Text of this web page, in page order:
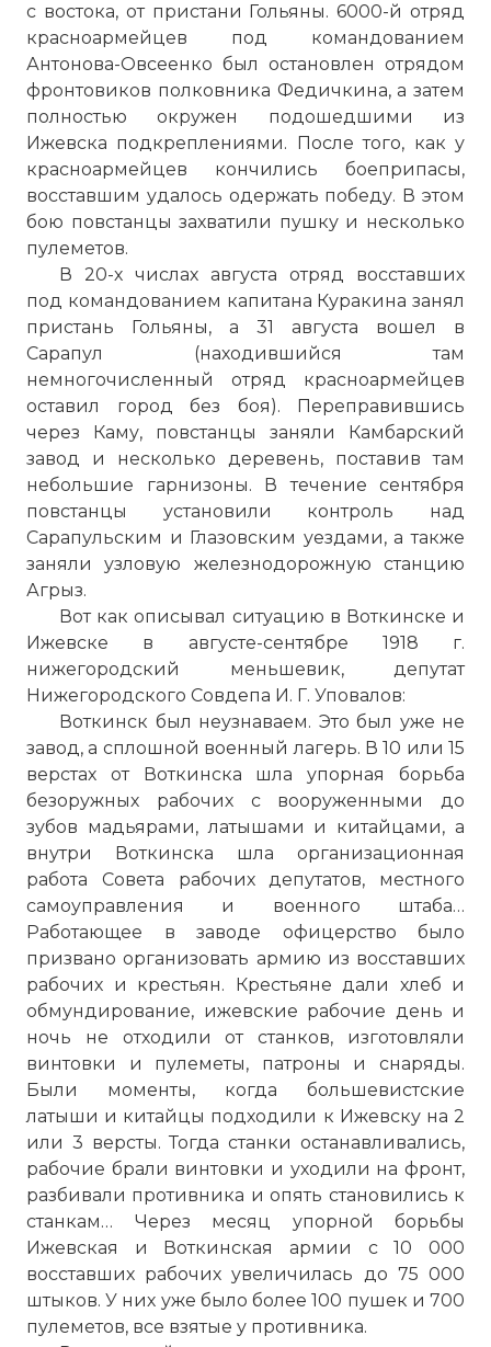
с востока, от пристани Гольяны. 6000-й отряд
красноармейцев под командованием
Антонова-Овсеенко был остановлен отрядом
фронтовиков полковника Федичкина, а затем
полностью окружен подошедшими из
Ижевска подкреплениями. После того, как у
красноармейцев кончились боеприпасы,
восставшим удалось одержать победу. В этом
бою повстанцы захватили пушку и несколько
пулеметов.
В 20-х числах августа отряд восставших
под командованием капитана Куракина занял
пристань Гольяны, а 31 августа вошел в
Сарапул (находившийся там
немногочисленный отряд красноармейцев
оставил город без боя). Переправившись
через Каму, повстанцы заняли Камбарский
завод и несколько деревень, поставив там
небольшие гарнизоны. В течение сентября
повстанцы установили контроль над
Сарапульским и Глазовским уездами, а также
заняли узловую железнодорожную станцию
Агрыз.
Вот как описывал ситуацию в Воткинске и
Ижевске в августе-сентябре 1918 г.
нижегородский меньшевик, депутат
Нижегородского Совдепа И. Г. Уповалов:
Воткинск был неузнаваем. Это был уже не
завод, а сплошной военный лагерь. В 10 или 15
верстах от Воткинска шла упорная борьба
безоружных рабочих с вооруженными до
зубов мадьярами, латышами и китайцами, а
внутри Воткинска шла организационная
работа Совета рабочих депутатов, местного
самоуправления и военного штаба…
Работающее в заводе офицерство было
призвано организовать армию из восставших
рабочих и крестьян. Крестьяне дали хлеб и
обмундирование, ижевские рабочие день и
ночь не отходили от станков, изготовляли
винтовки и пулеметы, патроны и снаряды.
Были моменты, когда большевистские
латыши и китайцы подходили к Ижевску на 2
или 3 версты. Тогда станки останавливались,
рабочие брали винтовки и уходили на фронт,
разбивали противника и опять становились к
станкам… Через месяц упорной борьбы
Ижевская и Воткинская армии с 10 000
восставших рабочих увеличилась до 75 000
штыков. У них уже было более 100 пушек и 700
пулеметов, все взятые у противника.